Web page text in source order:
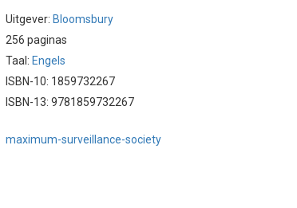
Uitgever: Bloomsbury
256 paginas
Taal: Engels
ISBN-10: 1859732267
ISBN-13: 9781859732267
maximum-surveillance-society